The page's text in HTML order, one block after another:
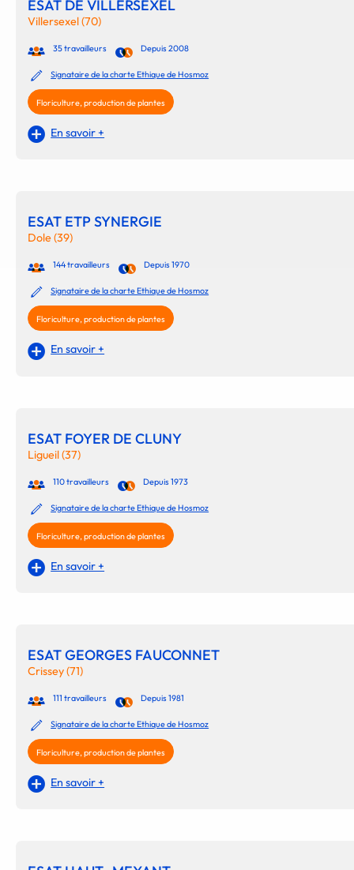
ESAT DE VILLERSEXEL
Villersexel (70)
35 travailleurs Depuis 2008
Signataire de la charte Ethique de Hosmoz
Floriculture, production de plantes
En savoir +
ESAT ETP SYNERGIE
Dole (39)
144 travailleurs Depuis 1970
Signataire de la charte Ethique de Hosmoz
Floriculture, production de plantes
En savoir +
ESAT FOYER DE CLUNY
Ligueil (37)
110 travailleurs Depuis 1973
Signataire de la charte Ethique de Hosmoz
Floriculture, production de plantes
En savoir +
ESAT GEORGES FAUCONNET
Crissey (71)
111 travailleurs Depuis 1981
Signataire de la charte Ethique de Hosmoz
Floriculture, production de plantes
En savoir +